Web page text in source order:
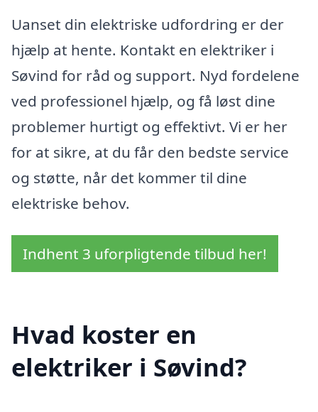
Uanset din elektriske udfordring er der
hjælp at hente. Kontakt en elektriker i
Søvind for råd og support. Nyd fordelene
ved professionel hjælp, og få løst dine
problemer hurtigt og effektivt. Vi er her
for at sikre, at du får den bedste service
og støtte, når det kommer til dine
elektriske behov.
Indhent 3 uforpligtende tilbud her!
Hvad koster en
elektriker i Søvind?